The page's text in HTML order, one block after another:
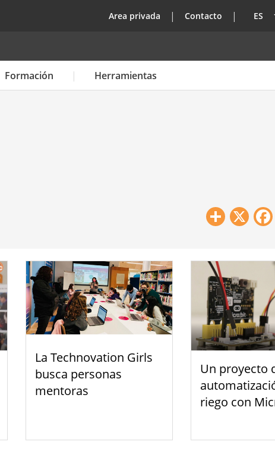
top
Area privada Contacto ES
Formación Herramientas
Share
X
La Technovation Girls
busca personas
mentoras
Un proyecto
riego con